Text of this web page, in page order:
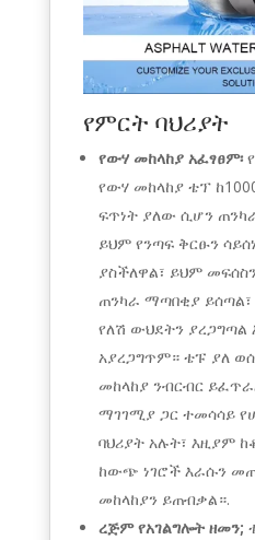
የምርት ባህሪያት
የውሃ መከላከያ አፈፃፀም፡
የውሃ መከላከያ ቴፕ
ፍጥነት ያለው ሲሆን
ይህም የንጣፍ ቅርፁን
ያስችለዋል፣ ይህም
ጠንካራ ማጣበቂያ ይሰጣል፣
የለሽ ውህደትን ያረጋግጣል
አያረጋግጥም። ቴፑ ያለ
መከላከያ ንብርብር
ማገገሚያ ጋር ተመሳሳይ
ባህሪያት አሉት፣ እዚያም
ከውጭ ነገሮች እራሱን
መከላከያን ይጠብቃል።.
ረጅም የአገልግሎት ዘመን;